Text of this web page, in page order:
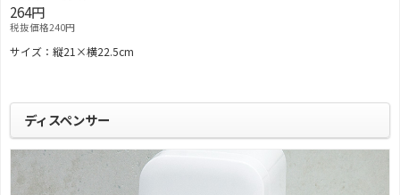
264円
税抜価格240円
サイズ：縦21×横22.5cm
ディスペンサー